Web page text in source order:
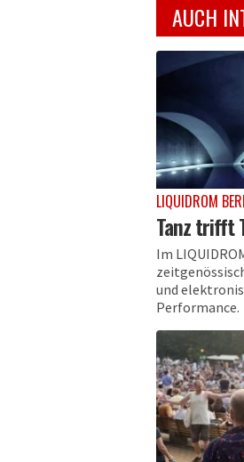
AUCH
LIQUIDROM
Tanz trifft
Im
und
Performance.